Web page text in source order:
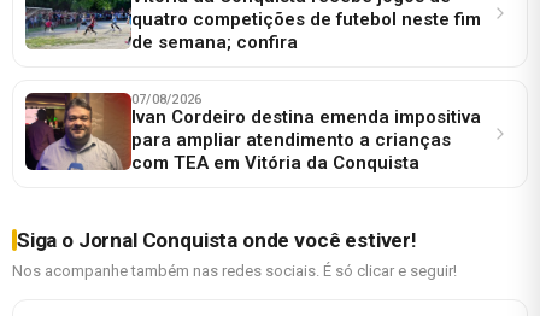
quatro competições de futebol neste fim
de semana; confira
07/08/2026
Ivan Cordeiro destina emenda impositiva
para ampliar atendimento a crianças
com TEA em Vitória da Conquista
Siga o Jornal Conquista onde você estiver!
Nos acompanhe também nas redes sociais. É só clicar e seguir!